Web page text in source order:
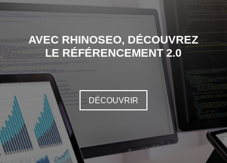
AVEC RHINOSEO, DÉCOUVREZ
LE RÉFÉRENCEMENT 2.0
DÉCOUVRIR